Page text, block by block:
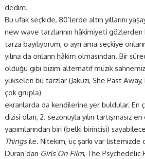
dedim.
Bu ufak seçkide, 80’lerde altın yıllarını
new wave tarzlarının hâkimiyeti gözlerden
tarza bayılıyorum, o ayrı ama seçkiye
yılına da onların hâkim olmasından. Bir
olduğu gibi bizim alternatif müzik
yükselen bu tarzlar (Jakuzi, She Past
çok grupla)
ekranlarda da kendilerine yer buldular. En
dizisi olan, 2. sezonuyla yılın tartışmasız
yapımlarından biri (belki birincisi)
Thingsile. Nitekim, üç şarkı var listemizde
Duran’dan Girls On Film, The Psychedelic